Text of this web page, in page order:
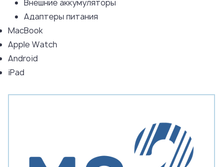
Внешние аккумуляторы
Адаптеры питания
MacBook
Apple Watch
Android
iPad